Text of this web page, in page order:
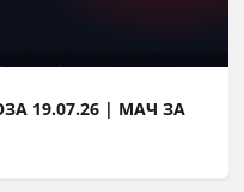
19.07.26 | МАЧ ЗА